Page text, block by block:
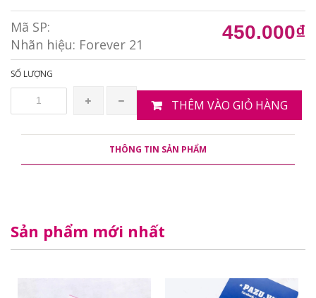
Mã SP:
Nhãn hiệu: Forever 21
450.000₫
SỐ LƯỢNG
THÊM VÀO GIỎ HÀNG
THÔNG TIN SẢN PHẨM
Sản phẩm mới nhất